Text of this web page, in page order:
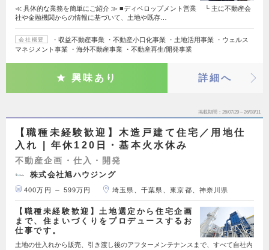
≪ 具体的な業務を簡単にご紹介 ≫ ■ディベロップメント営業 └ 主に不動産会
社や金融機関からの情報に基づいて、土地や既存…
会社概要
・収益不動産事業 ・不動産小口化事業 ・土地活用事業 ・ウェルス
マネジメント事業 ・海外不動産事業 ・不動産再生/開発事業
興味あり 詳細へ
掲載期間 26/07/29～26/08/11
【職種未経験歓迎】木造戸建て住宅／用地仕
入れ | 年休120日・基本火水休み
不動産企画・仕入・開発
株式会社旭ハウジング
400万円 ～ 599万円 埼玉県、千葉県、東京都、神奈川県
【職種未経験歓迎】土地選定から住宅企画
まで、住まいづくりをプロデュースするお
仕事です。
土地の仕入れから販売、引き渡し後のアフターメンテナンスまで、すべて自社内